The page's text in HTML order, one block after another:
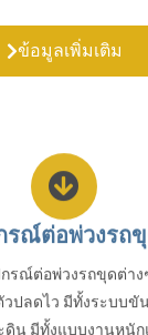
ข้อมูลเพิ่มเติม
รณ์ต่อพ่วงรถขุด
กรณ์ต่อพ่วงรถขุดต่าง
วปลดไว มีทั้งระบบขั
ดิน มีทั้งแบบงานหนัก
หิน และ แม่เหล็กติดร